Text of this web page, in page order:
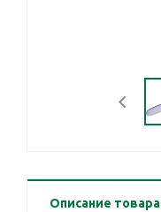
Описание товара